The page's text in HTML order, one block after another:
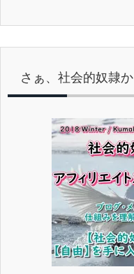
さぁ、社会的奴隷